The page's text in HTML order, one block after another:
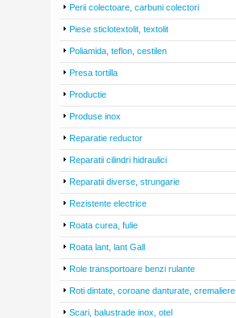
Perii colectoare, carbuni colectori
Piese sticlotextolit, textolit
Poliamida, teflon, cestilen
Presa tortilla
Productie
Produse inox
Reparatie reductor
Reparatii cilindri hidraulici
Reparatii diverse, strungarie
Rezistente electrice
Roata curea, fulie
Roata lant, lant Gall
Role transportoare benzi rulante
Roti dintate, coroane danturate, cremaliere
Scari, balustrade inox, otel